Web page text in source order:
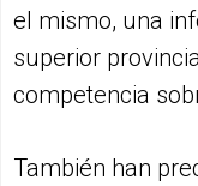
el mismo, una
superior
competencia
También han